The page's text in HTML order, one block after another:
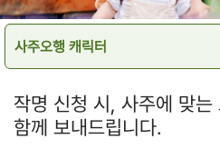
작명 신청 시, 사주에 맞
함께 보내드립니다.